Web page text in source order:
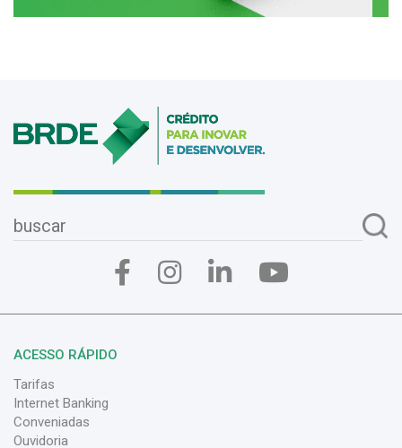
ACESSO RÁPIDO
Tarifas
Internet Banking
Conveniadas
Ouvidoria